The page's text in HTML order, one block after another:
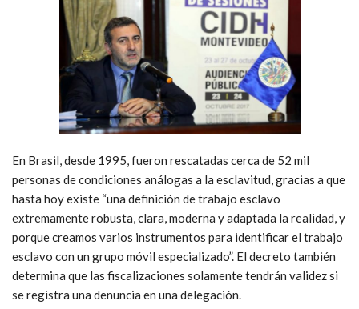
En Brasil, desde 1995, fueron rescatadas cerca de 52 mil
personas de condiciones análogas a la esclavitud, gracias a que
hasta hoy existe “una definición de trabajo esclavo
extremamente robusta, clara, moderna y adaptada la realidad, y
porque creamos varios instrumentos para identificar el trabajo
esclavo con un grupo móvil especializado”. El decreto también
determina que las fiscalizaciones solamente tendrán validez si
se registra una denuncia en una delegación.